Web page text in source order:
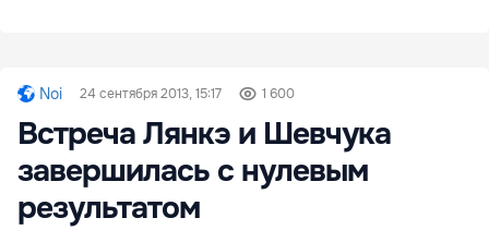
Noi 24 сентября 2013, 15:17 1 600
Встреча Лянкэ и Шевчука
завершилась с нулевым
результатом